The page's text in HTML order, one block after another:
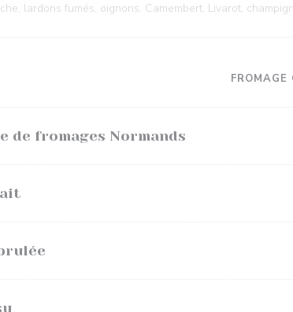
lardons fumés, oignons, Camembert, Livarot,
FROMAGE
de fromages Normands